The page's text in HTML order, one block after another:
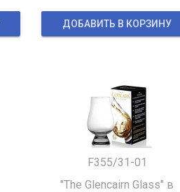
ДОБАВИТЬ В КОРЗИНУ
F355/31-01
"The Glencairn Glass" в